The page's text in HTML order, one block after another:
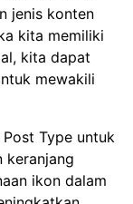
jenis konten
kita memiliki
kita dapat
mewakili
Type untuk
keranjang
ikon dalam